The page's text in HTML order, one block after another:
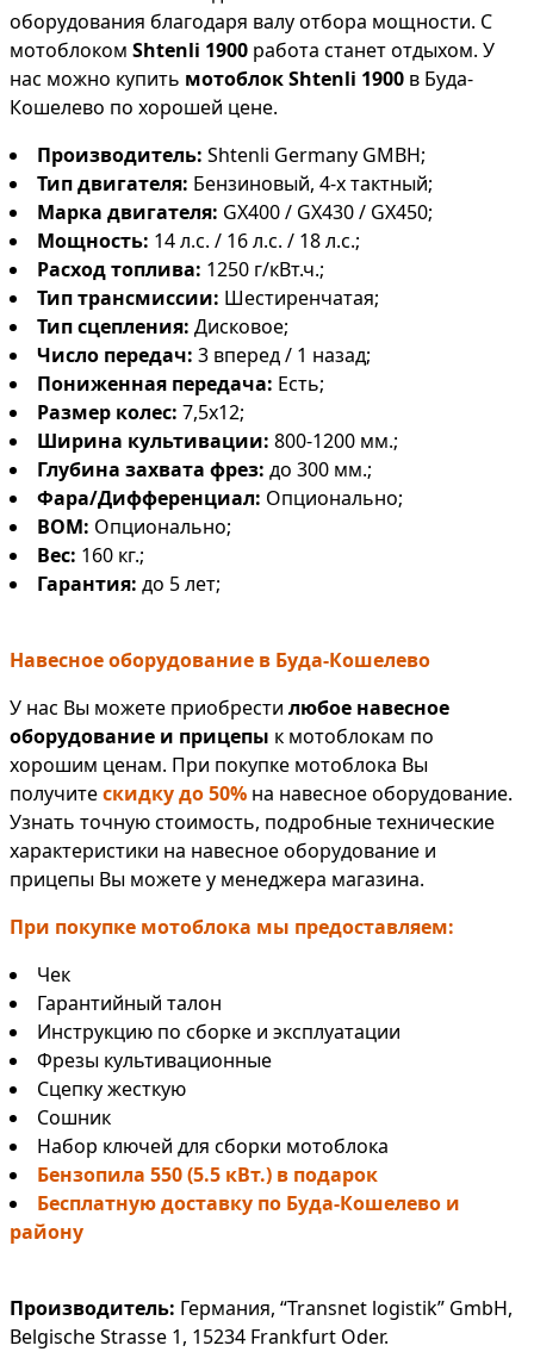
оборудования благодаря валу отбора мощности. С
мотоблоком Shtenli 1900 работа станет отдыхом. У
нас можно купить мотоблок Shtenli 1900 в Буда-
Кошелево по хорошей цене.
Производитель: Shtenli Germany GMBH;
Тип двигателя: Бензиновый, 4-х тактный;
Марка двигателя: GX400 / GX430 / GX450;
Мощность: 14 л.с. / 16 л.с. / 18 л.с.;
Расход топлива: 1250 г/кВт.ч.;
Тип трансмиссии: Шестиренчатая;
Тип сцепления: Дисковое;
Число передач: 3 вперед / 1 назад;
Пониженная передача: Есть;
Размер колес: 7,5х12;
Ширина культивации: 800-1200 мм.;
Глубина захвата фрез: до 300 мм.;
Фара/Дифференциал: Опционально;
ВОМ: Опционально;
Вес: 160 кг.;
Гарантия: до 5 лет;
Навесное оборудование в Буда-Кошелево
У нас Вы можете приобрести любое навесное
оборудование и прицепы к мотоблокам по
хорошим ценам. При покупке мотоблока Вы
получитескидку до 50% на навесное оборудование.
Узнать точную стоимость, подробные технические
характеристики на навесное оборудование и
прицепы Вы можете у менеджера магазина.
При покупке мотоблока мы предоставляем:
Чек
Гарантийный талон
Инструкцию по сборке и эксплуатации
Фрезы культивационные
Сцепку жесткую
Сошник
Набор ключей для сборки мотоблока
Бензопила 550 (5.5 кВт.) в подарок
Бесплатную доставку по Буда-Кошелево и
району
Производитель: Германия, “Transnet logistik” GmbH,
Belgische Strasse 1, 15234 Frankfurt Oder.